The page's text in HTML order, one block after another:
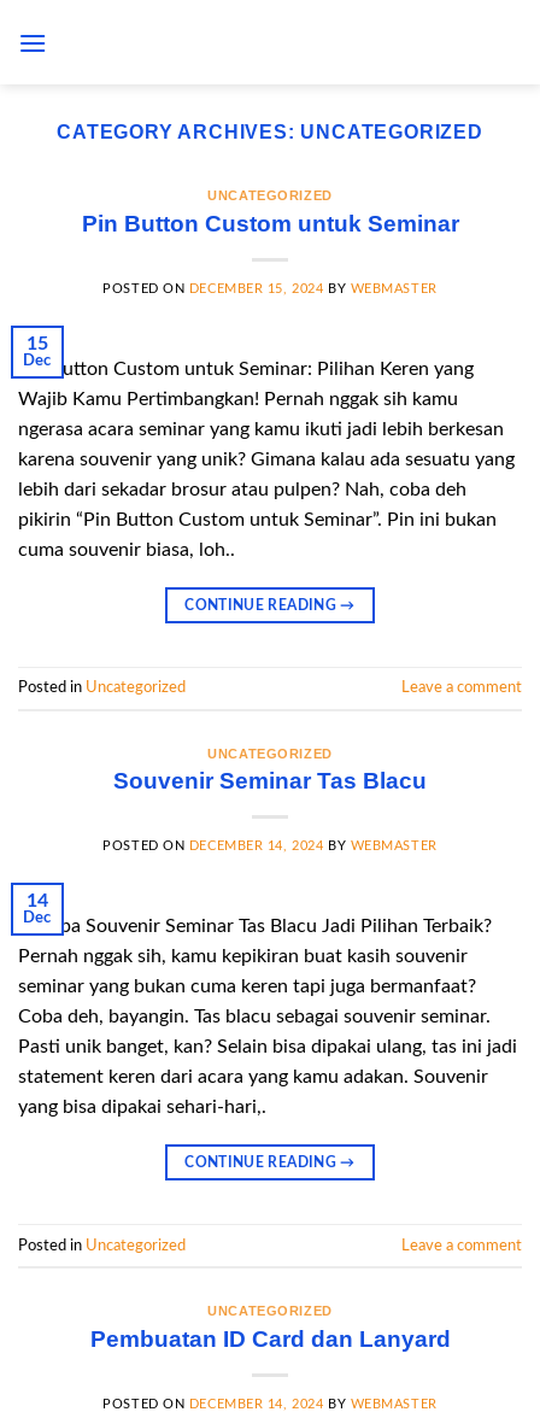
CATEGORY ARCHIVES: UNCATEGORIZED
UNCATEGORIZED
Pin Button Custom untuk Seminar
POSTED ON DECEMBER 15, 2024 BY WEBMASTER
15
Dec
Pin Button Custom untuk Seminar: Pilihan Keren yang
Wajib Kamu Pertimbangkan! Pernah nggak sih kamu
ngerasa acara seminar yang kamu ikuti jadi lebih berkesan
karena souvenir yang unik? Gimana kalau ada sesuatu yang
lebih dari sekadar brosur atau pulpen? Nah, coba deh
pikirin “Pin Button Custom untuk Seminar”. Pin ini bukan
cuma souvenir biasa, loh..
CONTINUE READING→
Posted in Uncategorized Leave a comment
UNCATEGORIZED
Souvenir Seminar Tas Blacu
POSTED ON DECEMBER 14, 2024 BY WEBMASTER
14
Dec
Kenapa Souvenir Seminar Tas Blacu Jadi Pilihan Terbaik?
Pernah nggak sih, kamu kepikiran buat kasih souvenir
seminar yang bukan cuma keren tapi juga bermanfaat?
Coba deh, bayangin. Tas blacu sebagai souvenir seminar.
Pasti unik banget, kan? Selain bisa dipakai ulang, tas ini jadi
statement keren dari acara yang kamu adakan. Souvenir
yang bisa dipakai sehari-hari,.
CONTINUE READING→
Posted in Uncategorized Leave a comment
UNCATEGORIZED
Pembuatan ID Card dan Lanyard
POSTED ON DECEMBER 14, 2024 BY WEBMASTER